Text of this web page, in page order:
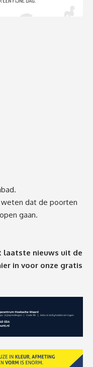
weten dat de poorten
gaan.
laatste nieuws uit de
in voor onze gratis